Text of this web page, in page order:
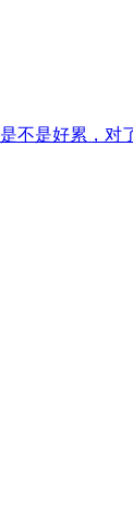
不是好累，对